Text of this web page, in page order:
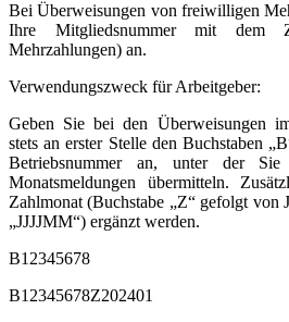
Bei Überweisungen von freiwilligen
Ihre Mitgliedsnummer mit dem
Mehrzahlungen) an.
Verwendungszweck für Arbeitgeber:
Geben Sie bei den Überweisungen
stets an erster Stelle den Buchstaben
Betriebsnummer an, unter der Sie
Monatsmeldungen übermitteln.
Zahlmonat (Buchstabe „Z“ gefolgt von
„JJJJMM“) ergänzt werden.
B12345678
B12345678Z202401